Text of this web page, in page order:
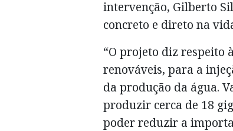
intervenção, Gilberto
concreto e direto na
“O projeto diz respeito
renováveis, para a
da produção da água.
produzir cerca de 18
poder reduzir a